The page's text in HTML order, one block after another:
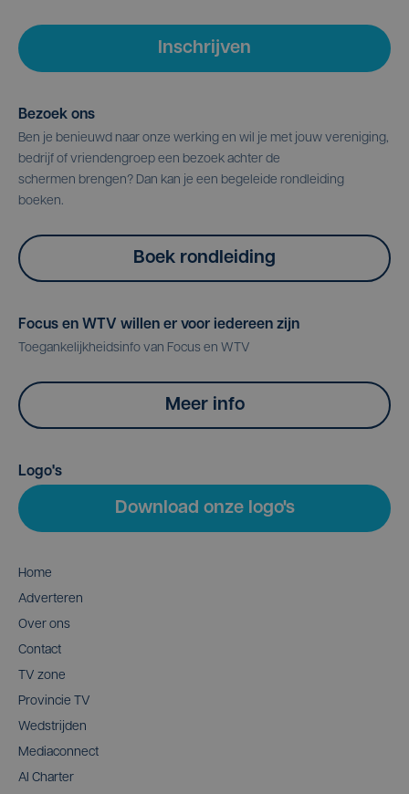
Inschrijven
Bezoek ons
Ben je benieuwd naar onze werking en wil je met jouw vereniging,
bedrijf of vriendengroep een bezoek achter de
schermen brengen? Dan kan je een begeleide rondleiding
boeken.
Boek rondleiding
Focus en WTV willen er voor iedereen zijn
Toegankelijkheidsinfo van Focus en WTV
Meer info
Logo's
Download onze logo's
Home
Adverteren
Over ons
Contact
TV zone
Provincie TV
Wedstrijden
Mediaconnect
AI Charter